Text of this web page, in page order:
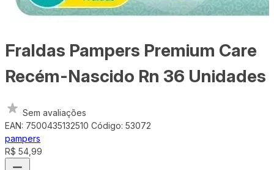
Fraldas Pampers Premium Care
Recém-Nascido Rn 36 Unidades
Sem avaliações
EAN: 7500435132510 Código: 53072
pampers
R$ 54,99